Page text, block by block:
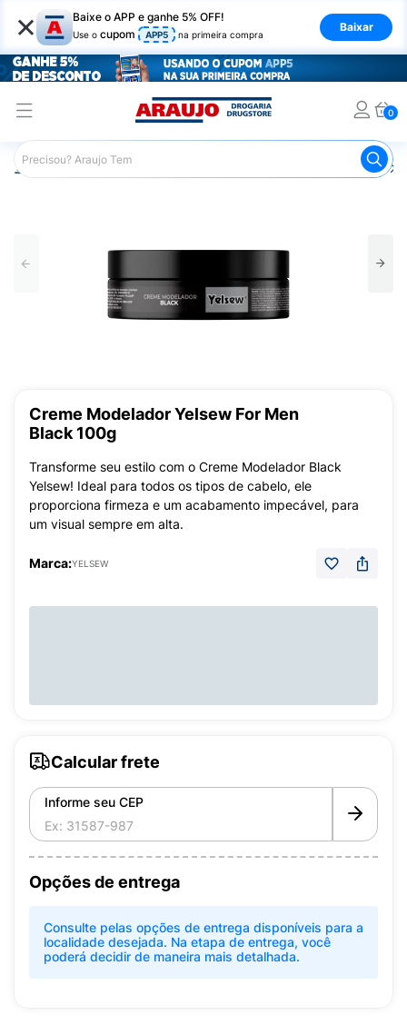
× Baixe o APP e ganhe 5% OFF!
Use o cupom APP5 na primeira compra
Baixar
0
Araujo Cabelo Creme para Pentear
Creme Modelador Yelsew For Men
Black 100g
Transforme seu estilo com o Creme Modelador Black
Yelsew! Ideal para todos os tipos de cabelo, ele
proporciona firmeza e um acabamento impecável, para
um visual sempre em alta.
Marca:YELSEW
Calcular frete
Informe seu CEP
Opções de entrega
Consulte pelas opções de entrega disponíveis para a
localidade desejada. Na etapa de entrega, você
poderá decidir de maneira mais detalhada.